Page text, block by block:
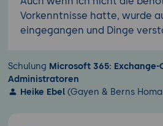
Vorkenntnisse hatte, wurde
eingegangen und Dinge
Schulung Microsoft 365:
Administratoren
Heike Ebel (Gayen & Berns